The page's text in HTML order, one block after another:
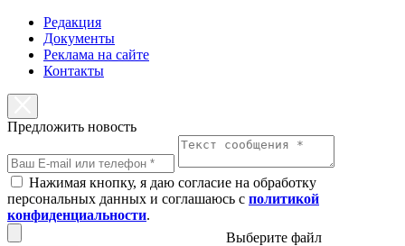
Редакция
Документы
Реклама на сайте
Контакты
Предложить новость
Нажимая кнопку, я даю согласие на обработку
персональных данных и соглашаюсь с политикой
конфиденциальности.
Выберите файл